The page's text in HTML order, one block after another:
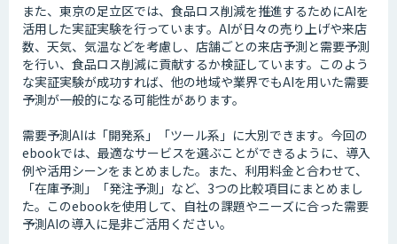
また、東京の足立区では、食品ロス削減を推進するためにAIを
活用した実証実験を行っています。AIが日々の売り上げや来店
数、天気、気温などを考慮し、店舗ごとの来店予測と需要予測
を行い、食品ロス削減に貢献するか検証しています。このよう
な実証実験が成功すれば、他の地域や業界でもAIを用いた需要
予測が一般的になる可能性があります。
需要予測AIは「開発系」「ツール系」に大別できます。今回の
ebookでは、最適なサービスを選ぶことができるように、導入
例や活用シーンをまとめました。また、利用料金と合わせて、
「在庫予測」「発注予測」など、3つの比較項目にまとめまし
た。このebookを使用して、自社の課題やニーズに合った需要
予測AIの導入に是非ご活用ください。